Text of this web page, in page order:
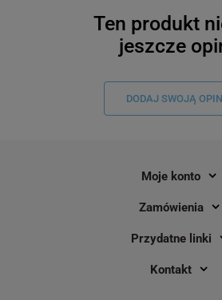
Ten produkt
jeszcze
DODAJ SWOJĄ
Moje konto
Zamówienia
Przydatne linki
Kontakt